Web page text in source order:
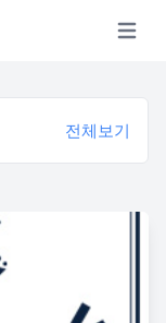
Open
전체보기